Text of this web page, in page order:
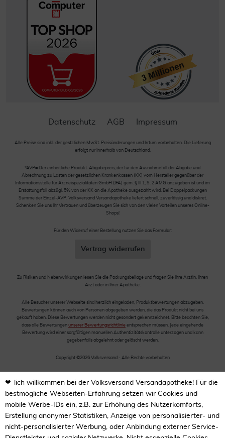
Datenschutz AGB Impressum
Alle Preise sind inkl. der gestzlichen MwSt. Preisänderungen und Irrtum vorbehalten. Die Lieferung
erfolgt nur innerhalb von Deutschland.
*AVP= Der einheitliche Produkt-Abgabepreis, der für den Ausnahmefall der Abgabe und
Abrechnung zu Lasten der gesetzlichen Krankenkassen (KK) vom Hersteller gegenüber der
Informationsstelle für Arzneispezialitäten GmbH (IFA) gem. § III 1, S. 2 AMG anzugeben ist und im
Erstattungsfall abzügl. 5% von der KK an die Apotheke ausgezahlt wird. Bei Doppelpackungen
Summe der Einzel-AVP. Volksversand Versandapotheke liefert schnell, zuverlässig und diskret.
Schenken Sie uns Ihr Vertrauen und überzeugen Sie sich von den vielen Vorteilen unseres Online-
Shops!
Für den Widerruf einer Bestellung nutzen Sie das Formular:
Vertrag widerrufen
Zu Risiken und Nebenwirkungen lesen Sie die Packungsbeilage und fragen Sie Ihre Ärztin, Ihren
Arzt oder in Ihrer Apotheke.
Alle Besucher unserer Webseite sind herzlich eingeladen, Produktbewertungen abzugeben.
Bewertungen können auch von Personen abgegeben werden, die das Produkt nicht bei uns
gekauft haben. Diese Bewertungen werden nicht gesondert gekennzeichnet. Bitte beachten Sie,
dass alle Bewertungen unserer Bewertungsrichtlinie entsprechen müssen. Jede eingehende
Bewertung wird einer sorgfältigen manuellen Authentizitätskontrolle unterzogen und kann
gegebenfalls abgelehnt oder gelöscht werden.
Copyright ©2026 Volksversand - Alle Rechte vorbehalten
❤-lich willkommen bei der Volksversand Versandapotheke! Für die
bestmögliche Webseiten-Erfahrung setzen wir Cookies und
mobile Werbe-IDs ein, z.B. zur Erhöhung des Nutzerkomforts,
Erstellung anonymer Statistiken, Anzeige von personalisierter- und
nicht-personalisierter Werbung, oder Anbindung externer Service-